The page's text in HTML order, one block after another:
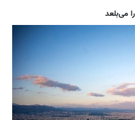
می‌بلعد